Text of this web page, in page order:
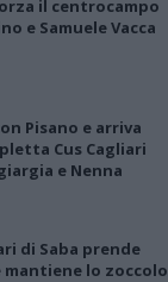
il centrocampo
e Samuele Vacca
Pisano e arriva
Cus Cagliari
e Nenna
di Saba prende
mantiene lo zoccolo